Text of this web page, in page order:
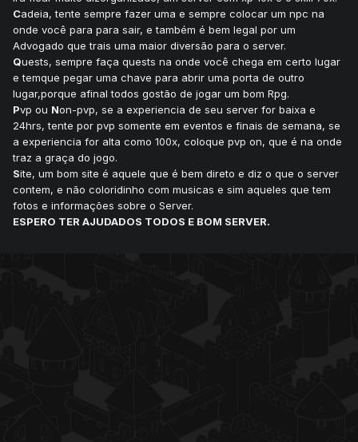
Cadeia, tente sempre fazer uma e sempre colocar um npc na
onde você para para sair, e também é bem legal por um
Advogado que trais uma maior diversão para o server.
Quests, sempre faça quests na onde você chega em certo lugar
e temque pegar uma chave para abrir uma porta de outro
lugar,porque afinal todos gostão de jogar um bom Rpg.
Pvp ou Non-pvp, se a experiencia de seu server for baixa e
24hrs, tente por pvp somente em eventos e finais de semana, se
a experiencia for alta como 100x, coloque pvp on, que é na onde
traz a graça do jogo.
Site, um bom site é aquele que é bem direto e diz o que o server
contem, e não coloridinho com musicas e sim aqueles que tem
fotos e informações sobre o Server.
ESPERO TER AJUDADOS TODOS E BOM SERVER.